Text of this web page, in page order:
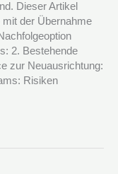
Dieser Artikel
mit der Übernahme
2. Bestehende
zur Neuausrichtung:
Risiken